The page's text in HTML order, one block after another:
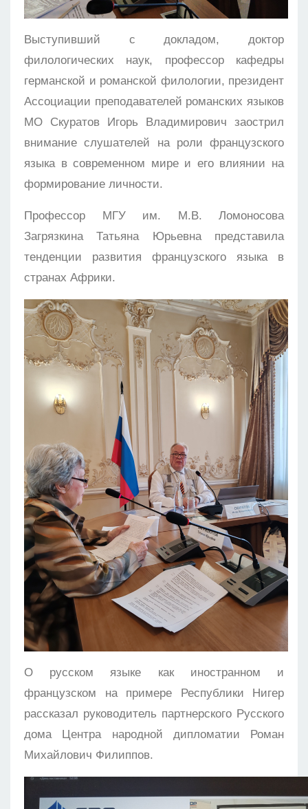
Выступивший с докладом, доктор
филологических наук, профессор кафедры
германской и романской филологии, президент
Ассоциации преподавателей романских языков
МО Скуратов Игорь Владимирович заострил
внимание слушателей на роли французского
языка в современном мире и его влиянии на
формирование личности.
Профессор МГУ им. М.В. Ломоносова
Загрязкина Татьяна Юрьевна представила
тенденции развития французского языка в
странах Африки.
О русском языке как иностранном и
французском на примере Республики Нигер
рассказал руководитель партнерского Русского
дома Центра народной дипломатии Роман
Михайлович Филиппов.